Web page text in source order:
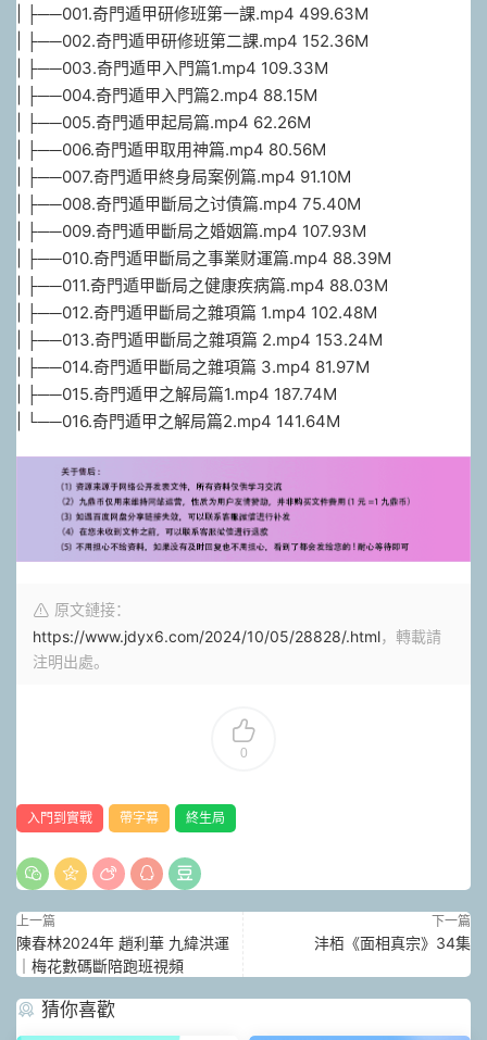
| ├──001.奇門遁甲研修班第一課.mp4 499.63M
| ├──002.奇門遁甲研修班第二課.mp4 152.36M
| ├──003.奇門遁甲入門篇1.mp4 109.33M
| ├──004.奇門遁甲入門篇2.mp4 88.15M
| ├──005.奇門遁甲起局篇.mp4 62.26M
| ├──006.奇門遁甲取用神篇.mp4 80.56M
| ├──007.奇門遁甲終身局案例篇.mp4 91.10M
| ├──008.奇門遁甲斷局之讨債篇.mp4 75.40M
| ├──009.奇門遁甲斷局之婚姻篇.mp4 107.93M
| ├──010.奇門遁甲斷局之事業财運篇.mp4 88.39M
| ├──011.奇門遁甲斷局之健康疾病篇.mp4 88.03M
| ├──012.奇門遁甲斷局之雜項篇 1.mp4 102.48M
| ├──013.奇門遁甲斷局之雜項篇 2.mp4 153.24M
| ├──014.奇門遁甲斷局之雜項篇 3.mp4 81.97M
| ├──015.奇門遁甲之解局篇1.mp4 187.74M
| └──016.奇門遁甲之解局篇2.mp4 141.64M
原文鏈接：
https://www.jdyx6.com/2024/10/05/28828/.html，轉載請
注明出處。
0
入門到實戰 帶字幕 終生局
上一篇
陳春林2024年 趙利華 九緯洪運
｜梅花數碼斷陪跑班視頻
下一篇
沣栢《面相真宗》34集
猜你喜歡